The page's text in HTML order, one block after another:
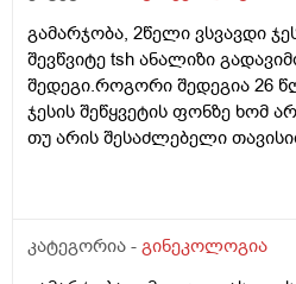
გამარჯობა, 2წელი ვსვავდი
შევწვიტე tsh ანალიზი
შედეგი.როგორი შედეგია 26
ჯესის შეწყვეტის ფონზე ხომ
თუ არის შესაძლებელი
კატეგორია - გინეკოლოგია